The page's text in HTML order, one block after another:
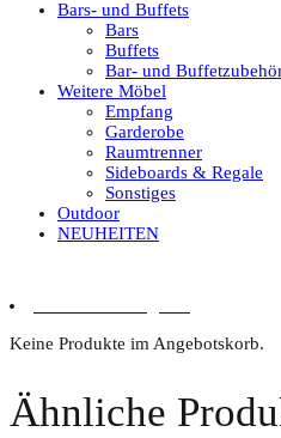
Bars- und Buffets
Bars
Buffets
Bar- und
Weitere Möbel
Empfang
Garderobe
Raumtrenner
Sideboards & Regale
Sonstiges
Outdoor
NEUHEITEN
Keine Produkte im Angebotskorb.
Ähnliche